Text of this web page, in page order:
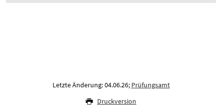
Letzte Änderung: 04.06.26; Prüfungsamt
Druckversion